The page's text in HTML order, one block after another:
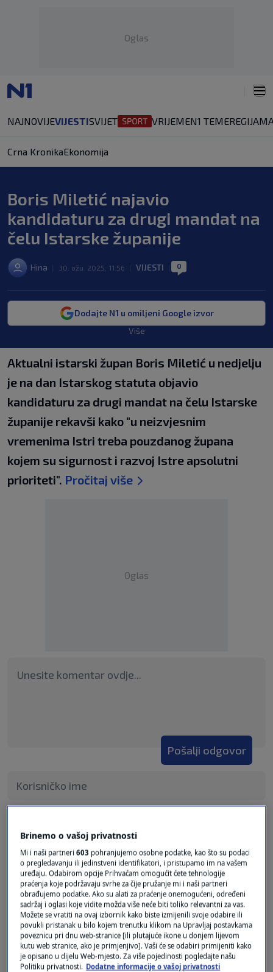
Oglas
NAJNOVIJEVIJESTISVIJET VRIJEMEN1 TEMEREGIJA
Crna KronikaEkonomija
Boris Miletić najavio
kandidaturu za drugi mandat na
čelu Istarske županije
Hina 30. ožu. 2025. 11:56 VIJESTI 0
Dodajte N1 u omiljeni Google izvor
Više
Aktualni istarski župan Boris Miletić u nedjelju
je na dan Istarskog statuta objavio
kandidaturu za drugi mandat na čelu Istarske
županije rekavši kako "u neizvjesnim
vremenima Istri treba pouzdanog župana
kojem su sigurnost i razvoj Istre apsolutni
prioriteti". Pročitaj više
Oglas
Pošalji odgovor
Oglas
Brinemo o vašoj privatnosti
Mi i naši partneri603 pohranjujemo osobne podatke, kao što su podaci
o pregledavanju ili jedinstveni identifikatori, i pristupamo im na vašem
uređaju. Odabirom opcije Prihvaćam omogućit ćete tehnologije
praćenja koje podržavaju svrhe za čije pružanje mi i naši partneri
obrađujemo podatke. Ako su alati za praćenje onemogućeni, određeni
sadržaj i oglasi koje vidite možda više neće biti toliko relevantni za vas.
Možete se vratiti na ovaj izbornik kako biste izmijenili svoje odabire ili
povukli pristanak u bilo kojem trenutku klikom na Upravljaj postavkama
poveznicu pri dnu web-stranice [ili plutajuće ikone u donjem lijevom
kutu web stranice, ako je primjenjivo]. Vaši će se odabiri primijeniti kako
je opisano u dijelu Web-mjesto. Za više pojedinosti pogledajte našu
Politiku privatnosti. Dodatne informacije o vašoj privatnosti